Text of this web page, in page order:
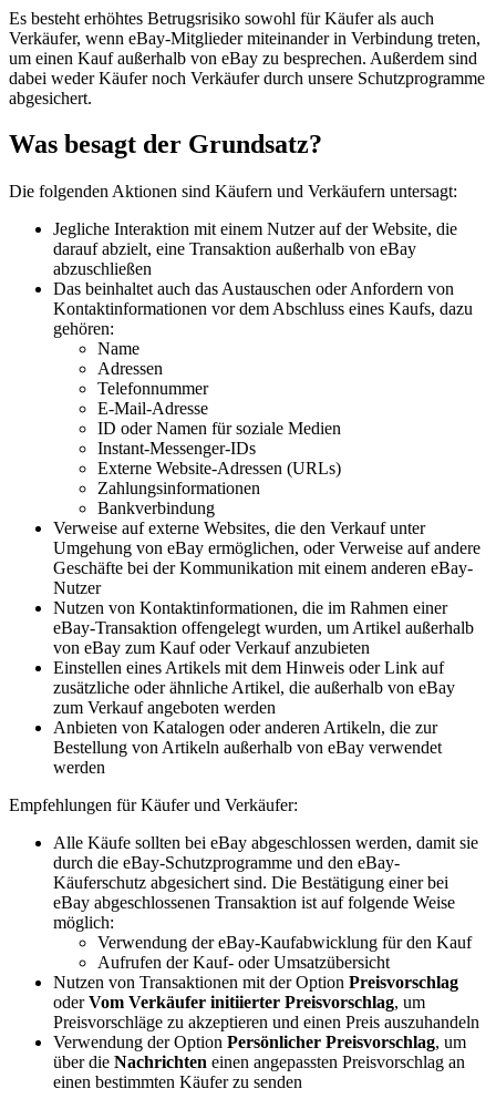
Es besteht erhöhtes Betrugsrisiko sowohl für Käufer als auch
Verkäufer, wenn eBay-Mitglieder miteinander in Verbindung treten,
um einen Kauf außerhalb von eBay zu besprechen. Außerdem sind
dabei weder Käufer noch Verkäufer durch unsere Schutzprogramme
abgesichert.
Was besagt der Grundsatz?
Die folgenden Aktionen sind Käufern und Verkäufern untersagt:
Jegliche Interaktion mit einem Nutzer auf der Website, die
darauf abzielt, eine Transaktion außerhalb von eBay
abzuschließen
Das beinhaltet auch das Austauschen oder Anfordern von
Kontaktinformationen vor dem Abschluss eines Kaufs, dazu
gehören:
Name
Adressen
Telefonnummer
E-Mail-Adresse
ID oder Namen für soziale Medien
Instant-Messenger-IDs
Externe Website-Adressen (URLs)
Zahlungsinformationen
Bankverbindung
Verweise auf externe Websites, die den Verkauf unter
Umgehung von eBay ermöglichen, oder Verweise auf andere
Geschäfte bei der Kommunikation mit einem anderen eBay-
Nutzer
Nutzen von Kontaktinformationen, die im Rahmen einer
eBay-Transaktion offengelegt wurden, um Artikel außerhalb
von eBay zum Kauf oder Verkauf anzubieten
Einstellen eines Artikels mit dem Hinweis oder Link auf
zusätzliche oder ähnliche Artikel, die außerhalb von eBay
zum Verkauf angeboten werden
Anbieten von Katalogen oder anderen Artikeln, die zur
Bestellung von Artikeln außerhalb von eBay verwendet
werden
Empfehlungen für Käufer und Verkäufer:
Alle Käufe sollten bei eBay abgeschlossen werden, damit sie
durch die eBay-Schutzprogramme und den eBay-
Käuferschutz abgesichert sind. Die Bestätigung einer bei
eBay abgeschlossenen Transaktion ist auf folgende Weise
möglich:
Verwendung der eBay-Kaufabwicklung für den Kauf
Aufrufen der Kauf- oder Umsatzübersicht
Nutzen von Transaktionen mit der Option Preisvorschlag
oderVom Verkäufer initiierter Preisvorschlag, um
Preisvorschläge zu akzeptieren und einen Preis auszuhandeln
Verwendung der Option Persönlicher Preisvorschlag, um
über die Nachrichten einen angepassten Preisvorschlag an
einen bestimmten Käufer zu senden